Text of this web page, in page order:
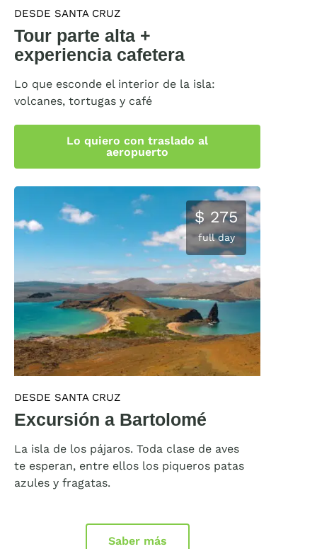
DESDE SANTA CRUZ
Tour parte alta +
experiencia cafetera
Lo que esconde el interior de la isla:
volcanes, tortugas y café
Lo quiero con traslado al
aeropuerto
$ 275
full day
DESDE SANTA CRUZ
Excursión a Bartolomé
La isla de los pájaros. Toda clase de aves
te esperan, entre ellos los piqueros patas
azules y fragatas.
Saber más